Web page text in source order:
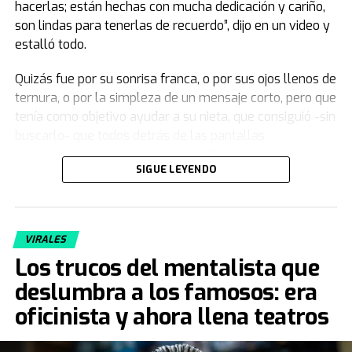
hacerlas; están hechas con mucha dedicación y cariño,
son lindas para tenerlas de recuerdo”, dijo en un video y
estalló todo.
Quizás fue por su sonrisa franca, o por sus ojos llenos de
ternura, o por la simpleza de un mensaje corto, pero que
tenía como objetivo ayudar a su nieta, que consiguió -sin
lagrimearan y sintieran ese cosquilleo en el corazón de
eso que no termina de explicarse con palabras.
Camila quiso sacarlo de un mal momento, le pidió que le
encendió la cámara sin saber que iba a llevarse para
siempreun recuerdo invaluable.
La historia de Félix y Camila
Cuando volvía del colegio, los fines de semana y
SIGUE LEYENDO
VIRALES
Los trucos del mentalista que
deslumbra a los famosos: era
oficinista y ahora llena teatros